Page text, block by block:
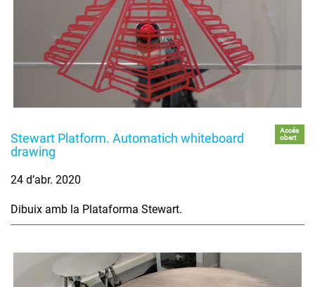
Stewart Platform. Automatich whiteboard
drawing
Accés
obert
24 d’abr. 2020
Dibuix amb la Plataforma Stewart.